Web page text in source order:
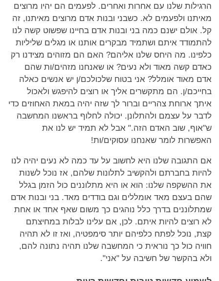
הרגילות שלנו עם אחרות ואחרים. לפעמים הם יהיו מרוצים
מאיתנו ולפעמים לא. כשבני ובנות אדם מרוצים מאיתנו, זה
קל. אולם ישנם כמה בני ובנות אדם בחיינו שפשוט קשה לנו
להתמודד איתם ושתמיד מבקרים אותנו או מגלים שליליות
כלפינו. מה היחס שלנו אליהם? האם הם מזוהים מצידנו רק
כאדם קשה מאוד ולא נעים? או שאנחנו מזהים/ות שהם
אדם מאוד אומלל? אני בטוח שלכולכם/ן יש אנשים כאלה
בחייכם/ן. הם מתקשרים אליך או רוצים להיפגש ולאכול
איתך ארוחת צהריים וברור לך שזה יהיה במאת האחוזים כדי
לדבר על עצמם ולהתלונן. יכולה לחלוף בראשנו המחשבה
ש"אוף, שוב האדם הזה." אבל לא תמיד יש לנו את
האפשרות לומר שאנחנו עסוקים/ות!
אם התגובה שלנו היא לחשוב על עד כמה לא נעים יהיה לנו
להיות בחברתם ולהקשיב לתלונות שלהם, אז נוכל לשנות
את ההשקפה שלנו: הוא או היא מתלוננים כול הזמן בגלל
שהם בעצם מאד אומללים וגם בודדים מאד. בני ובנות אדם
שמתלוננים בדרך כלל נוהגים כך משום שאף אחד או אחת
לא רוצים להיות איתם. לכן, אם עלינו לבלות במחיצתם
קצת, נוכל לפתח כלפיהם יותר סימפטיה, ואז זו לא תהיה
חוויה כול כך נוראית כי המחשבה שלנו תהיה נתונה להם,
ולא בהקשר של חשיבה על "אני".